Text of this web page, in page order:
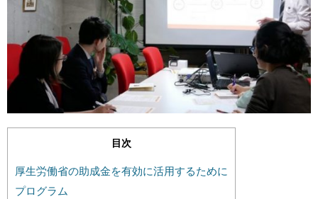
目次
厚生労働省の助成金を有効に活用するために
プログラム